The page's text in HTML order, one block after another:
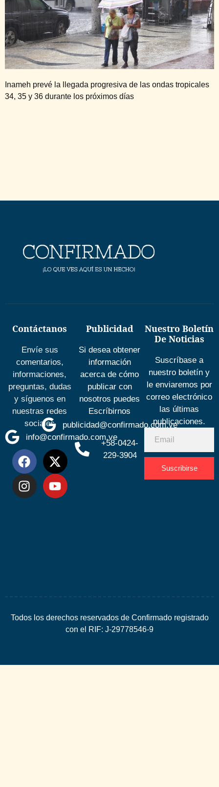
Inameh prevé la llegada progresiva de las ondas tropicales
34, 35 y 36 durante los próximos días
Contáctanos
Envíe sus
comentarios,
informaciones,
preguntas, dudas
y síguenos en
nuestras redes
sociales
info@confirmado.com.ve
Publicidad
Si desea obtener
información
acerca de cómo
publicar con
nosotros puedes
Escríbirnos
publicidad@confirmado.com.ve
+58-0424-
229-3904
Nuestro Boletín
De Noticias
Suscríbase a
nuestro boletín y
le enviaremos por
correo electrónico
las últimas
publicaciones.
Suscribirse
Todos los derechos reservados de Confirmado registrado
con el RIF: J-29778546-9